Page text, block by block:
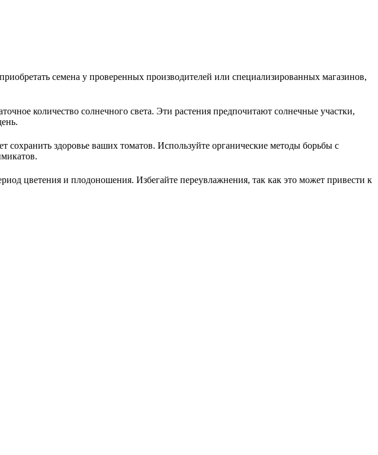
семена у проверенных производителей или специализированных магазинов,
количество солнечного света. Эти растения предпочитают солнечные участки,
сохранить здоровье ваших томатов. Используйте органические методы борьбы с
цветения и плодоношения. Избегайте переувлажнения, так как это может привести к